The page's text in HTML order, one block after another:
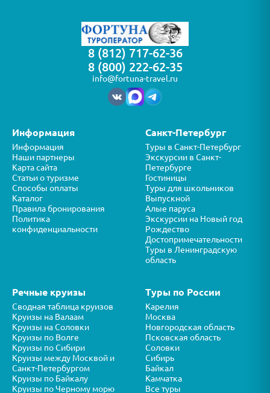
8 (812) 717-62-36
8 (800) 222-62-35
info@fortuna-travel.ru
Информация
Информация
Наши партнеры
Карта сайта
Статьи о туризме
Способы оплаты
Каталог
Правила бронирования
Политика
конфиденциальности
Санкт-Петербург
Туры в Санкт-Петербург
Экскурсии в Санкт-
Петербурге
Гостиницы
Туры для школьников
Выпускной
Алые паруса
Экскурсии на Новый год
Рождество
Достопримечательности
Туры в Ленинградскую
область
Речные круизы
Сводная таблица круизов
Круизы на Валаам
Круизы на Соловки
Круизы по Волге
Круизы по Сибири
Круизы между Москвой и
Санкт-Петербургом
Круизы по Байкалу
Круизы по Черному морю
Туры по России
Карелия
Москва
Новгородская область
Псковская область
Соловки
Сибирь
Байкал
Камчатка
Все туры